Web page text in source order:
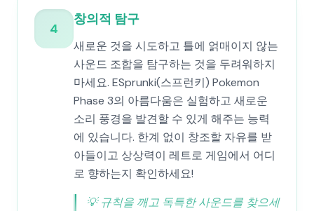
4
창의적 탐구
새로운 것을 시도하고 틀에 얽매이지 않는
사운드 조합을 탐구하는 것을 두려워하지
마세요. ESprunki(스프런키) Pokemon
Phase 3의 아름다움은 실험하고 새로운
소리 풍경을 발견할 수 있게 해주는 능력
에 있습니다. 한계 없이 창조할 자유를 받
아들이고 상상력이 레트로 게임에서 어디
로 향하는지 확인하세요!
💡규칙을 깨고 독특한 사운드를 찾으세